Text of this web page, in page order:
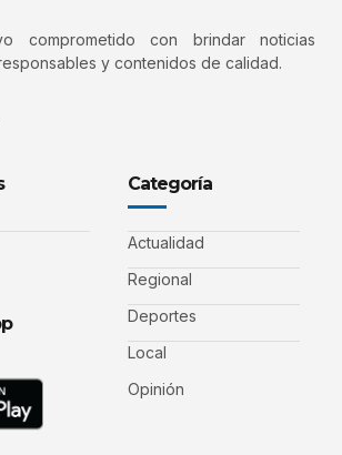
comprometido con brindar noticias
y contenidos de calidad.
Categoría
Actualidad
Regional
Deportes
Local
Opinión